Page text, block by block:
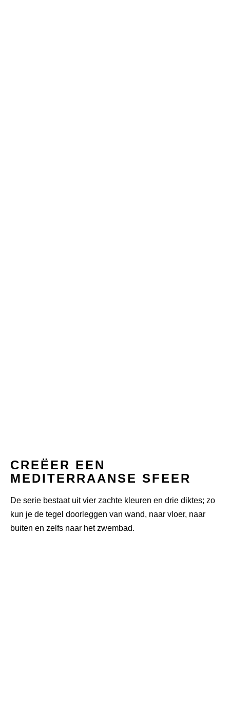
CREËER EEN
MEDITERRAANSE SFEER
De serie bestaat uit vier zachte kleuren en drie diktes; zo
kun je de tegel doorleggen van wand, naar vloer, naar
buiten en zelfs naar het zwembad.